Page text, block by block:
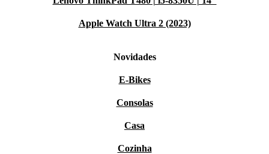
Apple Watch Ultra 2 (2023)
Novidades
E-Bikes
Consolas
Casa
Cozinha